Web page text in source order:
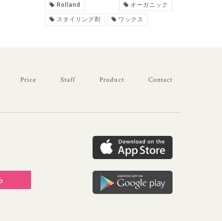
Rolland オーガニック
スタイリング剤 ワックス
Price Staff Product Contact